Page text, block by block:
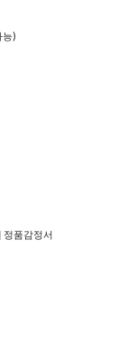
능)
정품감정서